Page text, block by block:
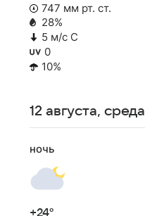
747 мм рт. ст.
28%
5 м/с С
0
10%
12 августа, среда
ночь
+24°